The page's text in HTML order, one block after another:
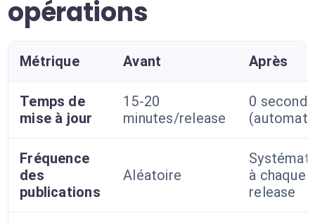
opérations
Métrique Avant Après
Temps de
mise à jour
15-20
minutes/release
0 seconde
Fréquence
des
publications
Aléatoire
à chaque
release